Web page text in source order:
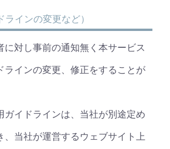
インの変更など）
に対し事前の通知無く本サービス
ラインの変更、修正をすることが
ガイドラインは、当社が別途定め
、当社が運営するウェブサイト上